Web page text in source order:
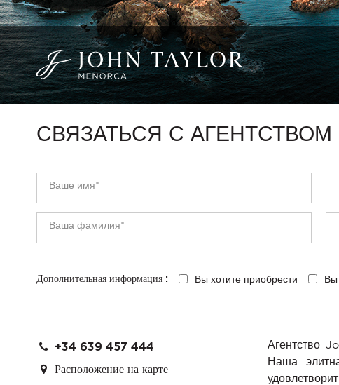
СВЯЗАТЬСЯ С
Дополнительная информация : Вы хотите приобрести Вы
+34 639 457 444
Расположение на карте
Агентство
Наша